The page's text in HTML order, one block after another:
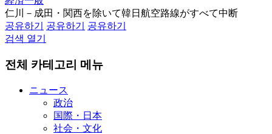
仁川－成田・関西を除いて韓日航空路線がすべて中断
공유하기
공유하기
공유하기
검색 열기
전체 카테고리 메뉴
ニュース
政治
国際・日本
社会・文化